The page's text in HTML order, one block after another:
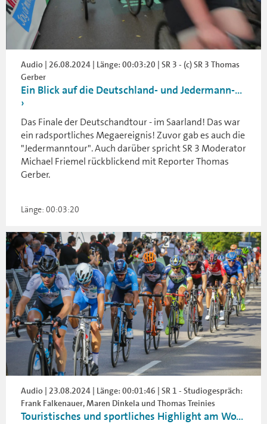
Audio | 26.08.2024 | Länge: 00:03:20 | SR 3 - (c) SR 3 Thomas
Gerber
Ein Blick auf die Deutschland- und Jedermann-...
Das Finale der Deutschandtour - im Saarland! Das war
ein radsportliches Megaereignis! Zuvor gab es auch die
"Jedermanntour". Auch darüber spricht SR 3 Moderator
Michael Friemel rückblickend mit Reporter Thomas
Gerber.
Länge: 00:03:20
Audio | 23.08.2024 | Länge: 00:01:46 | SR 1 - Studiogespräch:
Frank Falkenauer, Maren Dinkela und Thomas Treinies
Touristisches und sportliches Highlight am Wo...